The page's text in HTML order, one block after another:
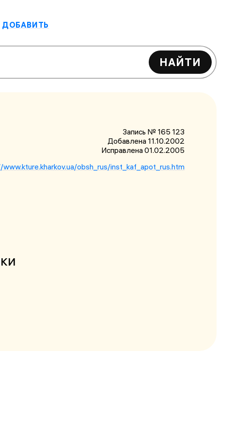
ДОБАВИТЬ
НАЙТИ
Запись № 165 123
Добавлена 11.10.2002
Исправлена01.02.2005
obsh_rus/inst_kaf_apot_rus.htm